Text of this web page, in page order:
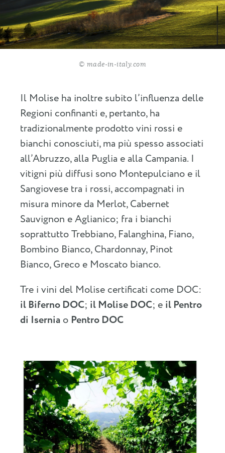
© made-in-italy.com
Il Molise ha inoltre subito l’influenza delle
Regioni confinanti e, pertanto, ha
tradizionalmente prodotto vini rossi e
bianchi conosciuti, ma più spesso associati
all’Abruzzo, alla Puglia e alla Campania. I
vitigni più diffusi sono Montepulciano e il
Sangiovese tra i rossi, accompagnati in
misura minore da Merlot, Cabernet
Sauvignon e Aglianico; fra i bianchi
soprattutto Trebbiano, Falanghina, Fiano,
Bombino Bianco, Chardonnay, Pinot
Bianco, Greco e Moscato bianco.
Tre i vini del Molise certificati come DOC:
il Biferno DOC; il Molise DOC; e il Pentro
di Isernia o Pentro DOC